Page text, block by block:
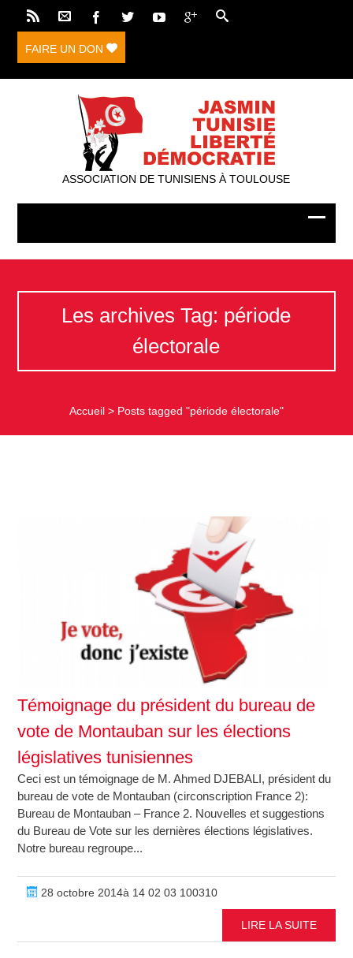
FAIRE UN DON
ASSOCIATION DE TUNISIENS À TOULOUSE
Les archives Tag: période
électorale
Accueil> Posts tagged "période électorale"
Témoignage du président du bureau de
vote de Montauban sur les élections
législatives tunisiennes
Ceci est un témoignage de M. Ahmed DJEBALI, président du
bureau de vote de Montauban (circonscription France 2):
Bureau de Montauban – France 2. Nouvelles et suggestions
du Bureau de Vote sur les dernières élections législatives.
Notre bureau regroupe...
28 octobre 2014à 14 02 03 100310
LIRE LA SUITE